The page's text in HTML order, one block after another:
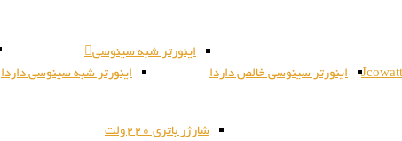
اینورتر سینوسی خالص داردا
اینورتر شبه سینوسی
اینورتر شبه سینوسی داردا
شارژر باتری 220ولت